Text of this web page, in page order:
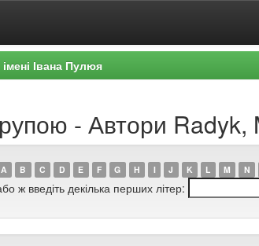
Івана Пулюя
- Автори Radyk,
A B C D E F G H I J K L M N
ж введіть декілька перших літер: